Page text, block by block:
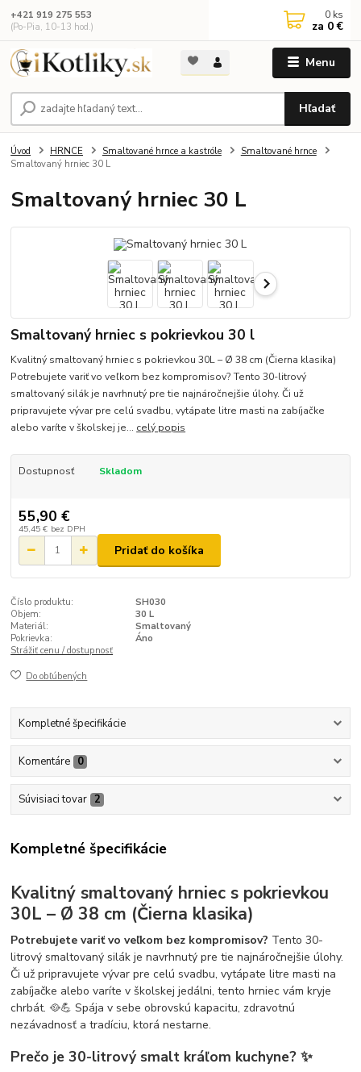
Menu
Hľadať
+421 919 275 553
(Po-Pia, 10-13 hod.)
0 ks
za 0 €
Úvod HRNCE Smaltované hrnce a kastróle
Smaltované hrnce
Smaltovaný hrniec 30 L
Smaltovaný hrniec 30 L
Smaltovaný hrniec s pokrievkou 30 l
Kvalitný smaltovaný hrniec s pokrievkou 30L – Ø 38 cm (Čierna klasika)
Potrebujete variť vo veľkom bez kompromisov? Tento 30-litrový
smaltovaný silák je navrhnutý pre tie najnáročnejšie úlohy. Či už
pripravujete vývar pre celú svadbu, vytápate litre masti na zabíjačke
alebo varíte v školskej je... celý popis
Dostupnosť Skladom
55,90 €
45,45 € bez DPH
Pridať do košíka
Číslo produktu:
SH030
Objem:
30 L
Materiál:
Smaltovaný
Pokrievka:
Áno
Strážiť cenu / dostupnosť
Do obľúbených
Kompletné špecifikácie
Komentáre 0
Súvisiaci tovar 2
Kompletné špecifikácie
Kvalitný smaltovaný hrniec s pokrievkou
30L – Ø 38 cm (Čierna klasika)
Potrebujete variť vo veľkom bez kompromisov? Tento 30-
litrový smaltovaný silák je navrhnutý pre tie najnáročnejšie úlohy.
Či už pripravujete vývar pre celú svadbu, vytápate litre masti na
zabíjačke alebo varíte v školskej jedálni, tento hrniec vám kryje
chrbát. 🥘💪 Spája v sebe obrovskú kapacitu, zdravotnú
nezávadnosť a tradíciu, ktorá nestarne.
Prečo je 30-litrový smalt kráľom kuchyne? ✨